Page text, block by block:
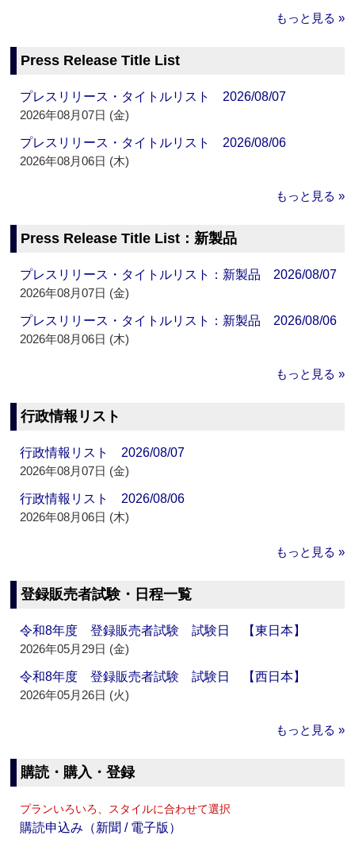
もっと見る »
Press Release Title List
プレスリリース・タイトルリスト 2026/08/07
2026年08月07日 (金)
プレスリリース・タイトルリスト 2026/08/06
2026年08月06日 (木)
もっと見る »
Press Release Title List：新製品
プレスリリース・タイトルリスト：新製品 2026/08/07
2026年08月07日 (金)
プレスリリース・タイトルリスト：新製品 2026/08/06
2026年08月06日 (木)
もっと見る »
行政情報リスト
行政情報リスト 2026/08/07
2026年08月07日 (金)
行政情報リスト 2026/08/06
2026年08月06日 (木)
もっと見る »
登録販売者試験・日程一覧
令和8年度 登録販売者試験 試験日 【東日本】
2026年05月29日 (金)
令和8年度 登録販売者試験 試験日 【西日本】
2026年05月26日 (火)
もっと見る »
購読・購入・登録
プランいろいろ、スタイルに合わせて選択
購読申込み（新聞 / 電子版）